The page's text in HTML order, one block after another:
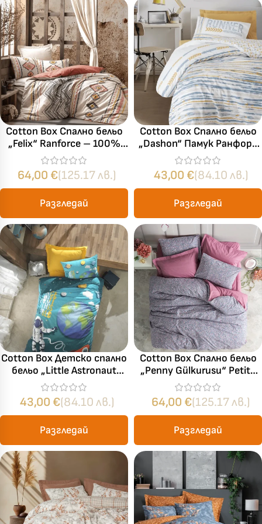
Cotton Box Спално бельо
„Felix“ Ranforce – 100%
памук ранфорс – 5 части
– за спалня с два плика
64,00 €(125.17 лв.)
Разгледай
Cotton Box Спално бельо
„Dashon“ Памук Ранфорс
– 100% памук – 3 части
– за единично легло
43,00 €(84.10 лв.)
Разгледай
Cotton Box Детско спално
бельо „Little Astronaut
Turkuaz“ Ranforce – 100%
памук ранфорс – 3 части
– за единично легло
43,00 €(84.10 лв.)
Разгледай
Cotton Box Спално бельо
„Penny Gülkurusu“ Petite
Ranforce – 100% памук
ранфорс – 5 части – за
спалня с два плика
64,00 €(125.17 лв.)
Разгледай